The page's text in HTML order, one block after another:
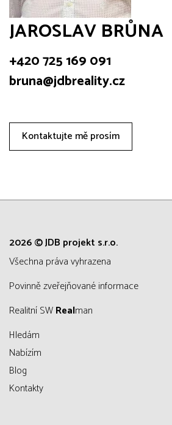
JAROSLAV BRŮNA
+420 725 169 091
bruna@jdbreality.cz
Kontaktujte mě prosím
2026 © JDB projekt s.r.o.
všechna práva vyhrazena
Povinně zveřejňované informace
Realitní SWRealman
Hledám
Nabízím
Blog
Kontakty